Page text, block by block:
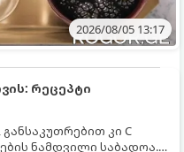
2026/08/05 13:17
რეცეპტი
კი C
ნამდვილი საბადოა.